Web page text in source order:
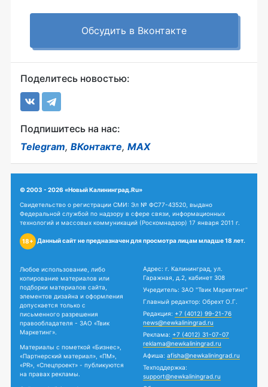
Обсудить в Вконтакте
Поделитесь новостью:
Подпишитесь на нас:
Telegram, ВКонтакте, MAX
© 2003 - 2026 «Новый Калининград.Ru»
Свидетельство о регистрации СМИ: Эл № ФС77-43520, выдано
Федеральной службой по надзору в сфере связи, информационных
технологий и массовых коммуникаций (Роскомнадзор) 17 января 2011 г.
18+ Данный сайт не предназначен для просмотра лицам младше 18 лет.
Любое использование, либо
копирование материалов или
подборки материалов сайта,
элементов дизайна и оформления
допускается только с
письменного разрешения
правообладателя - ЗАО «Твик
Маркетинг».
Материалы с пометкой «Бизнес»,
«Партнерский материал», «ПМ»,
«PR», «Спецпроект» - публикуются
на правах рекламы.
Адрес: г. Калининград, ул.
Гаражная, д.2, кабинет 308
Учредитель: ЗАО "Твик Маркетинг"
Главный редактор: Обрехт О.Г.
Редакция: +7 (4012) 99-21-76
news@newkaliningrad.ru
Реклама: +7 (4012) 31-07-07
reklama@newkaliningrad.ru
Афиша: afisha@newkaliningrad.ru
Техподдержка:
support@newkaliningrad.ru